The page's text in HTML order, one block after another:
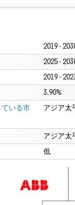
2019 -
2025 -
2019 -
3.90%
いる市
アジア太
アジア太
低